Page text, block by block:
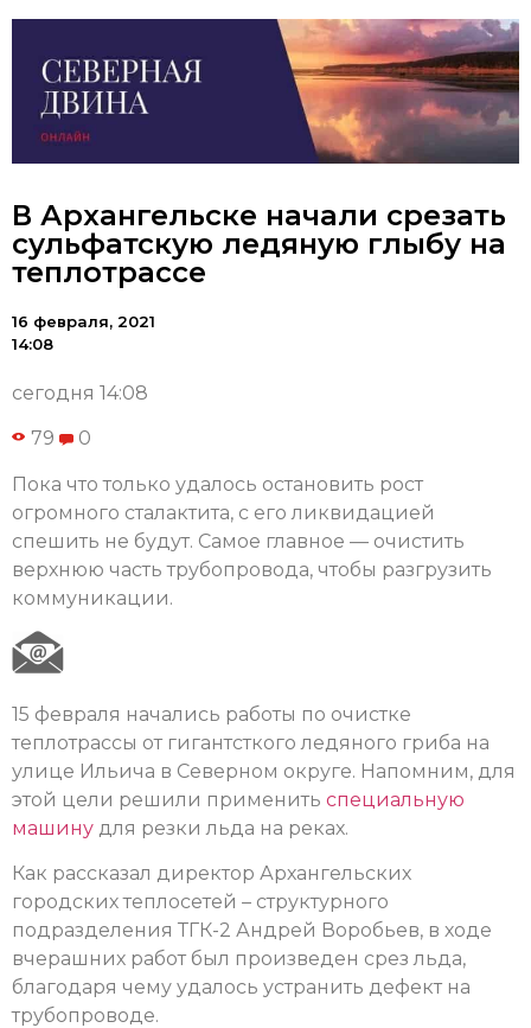
В Архангельске начали срезать
сульфатскую ледяную глыбу на
теплотрассе
16 февраля, 2021
14:08
сегодня 14:08
79 0
Пока что только удалось остановить рост
огромного сталактита, с его ликвидацией
спешить не будут. Самое главное — очистить
верхнюю часть трубопровода, чтобы разгрузить
коммуникации.
15 февраля начались работы по очистке
теплотрассы от гигантсткого ледяного гриба на
улице Ильича в Северном округе. Напомним, для
этой цели решили применить специальную
машину для резки льда на реках.
Как рассказал директор Архангельских
городских теплосетей – структурного
подразделения ТГК-2 Андрей Воробьев, в ходе
вчерашних работ был произведен срез льда,
благодаря чему удалось устранить дефект на
трубопроводе.